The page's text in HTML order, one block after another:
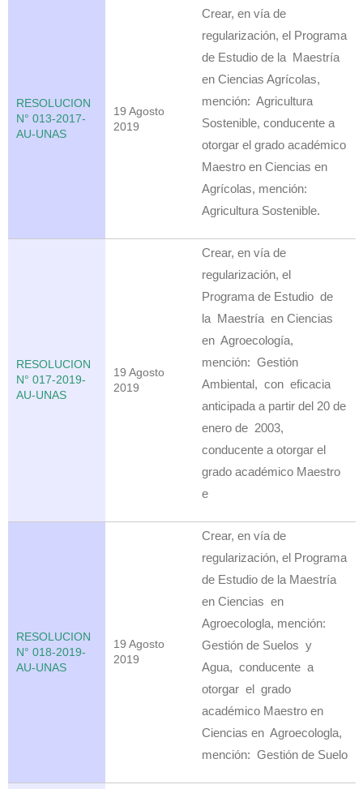
RESOLUCION
N° 013-2017-
AU-UNAS
19 Agosto
2019
Crear, en vía de
regularización, el Programa
de Estudio de la Maestría
en Ciencias Agrícolas,
mención: Agricultura
Sostenible, conducente a
otorgar el grado académico
Maestro en Ciencias en
Agrícolas, mención:
Agricultura Sostenible.
RESOLUCION
N° 017-2019-
AU-UNAS
19 Agosto
2019
Crear, en vía de
regularización, el
Programa de Estudio de
la Maestría en Ciencias
en Agroecología,
mención: Gestión
Ambiental, con eficacia
anticipada a partir del 20 de
enero de 2003,
conducente a otorgar el
grado académico Maestro
e
RESOLUCION
N° 018-2019-
AU-UNAS
19 Agosto
2019
Crear, en vía de
regularización, el Programa
de Estudio de la Maestría
en Ciencias en
Agroecologla, mención:
Gestión de Suelos y
Agua, conducente a
otorgar el grado
académico Maestro en
Ciencias en Agroecologla,
mención: Gestión de Suelo